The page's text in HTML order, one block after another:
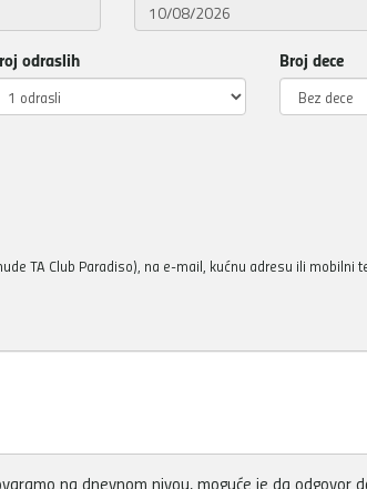
odraslih Broj dece
TA Club Paradiso), na e-mail, kućnu adresu ili mobilni
na dnevnom nivou, moguće je da odgovor